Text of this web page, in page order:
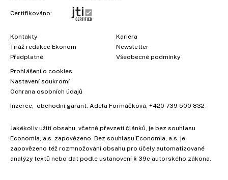
Certifikováno:
Kontakty
Tiráž redakce Ekonom
Předplatné
Kariéra
Newsletter
Všeobecné podmínky
Prohlášení o cookies
Nastavení soukromí
Ochrana osobních údajů
Inzerce , obchodní garant: Adéla Formáčková +420 739 500 832
Jakékoliv užití obsahu, včetně převzetí článků, je bez souhlasu
Economia, a.s. zapovězeno. Bez souhlasu Economia, a.s. je
zapovězeno též rozmnožování obsahu pro účely automatizované
analýzy textů nebo dat podle ustanovení § 39c autorského zákona.